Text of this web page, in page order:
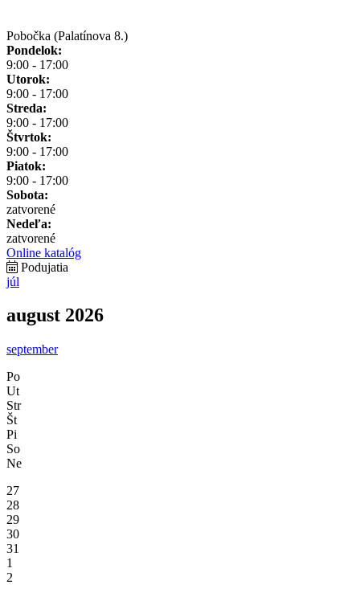
Pobočka (Palatínova 8.)
Pondelok:
9:00 - 17:00
Utorok:
9:00 - 17:00
Streda:
9:00 - 17:00
Štvrtok:
9:00 - 17:00
Piatok:
9:00 - 17:00
Sobota:
zatvorené
Nedeľa:
zatvorené
Online katalóg
Podujatia
júl
august 2026
september
Po
Ut
Str
Št
Pi
So
Ne
27
28
29
30
31
1
2